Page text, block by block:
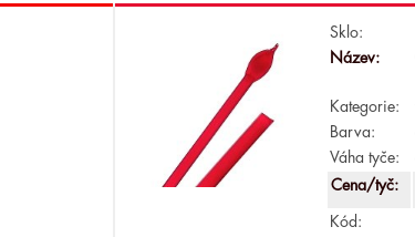
Sklo:
Název:
Kategorie:
Barva:
Váha tyče:
Cena/tyč:
Kód: